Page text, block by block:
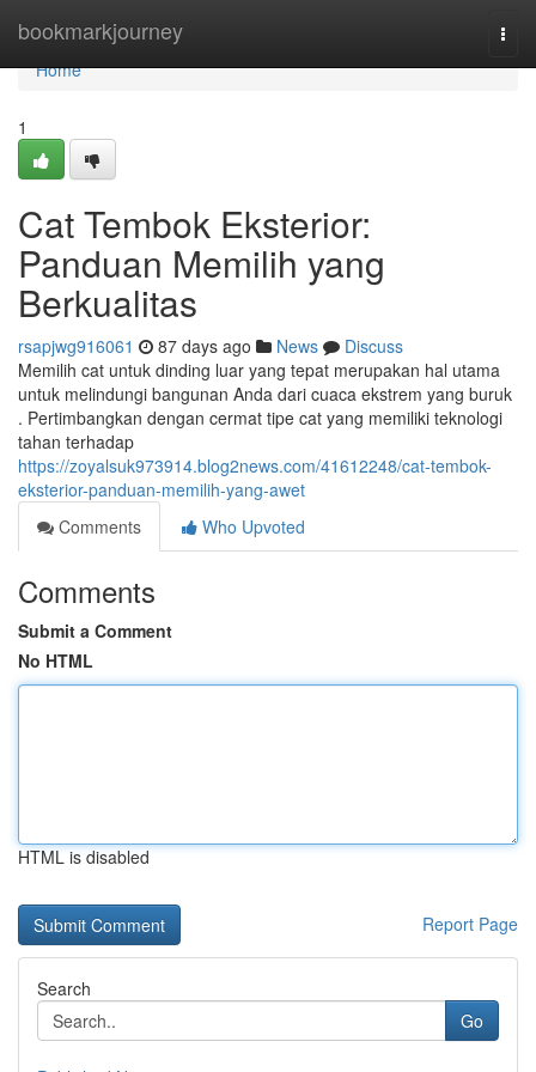
bookmarkjourney
Home
Home
1
Cat Tembok Eksterior:
Panduan Memilih yang
Berkualitas
rsapjwg916061 87 days ago News
Discuss
Memilih cat untuk dinding luar yang tepat merupakan hal utama
untuk melindungi bangunan Anda dari cuaca ekstrem yang buruk
. Pertimbangkan dengan cermat tipe cat yang memiliki teknologi
tahan terhadap
https://zoyalsuk973914.blog2news.com/41612248/cat-tembok-
eksterior-panduan-memilih-yang-awet
Comments
Who Upvoted
Comments
Submit a Comment
No HTML
HTML is disabled
Report Page
Search
Go